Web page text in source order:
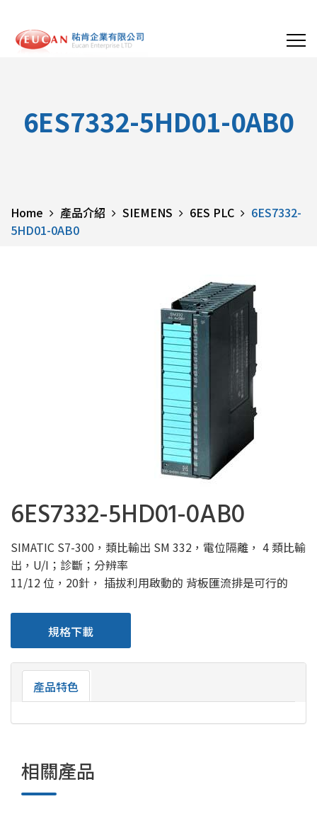
6ES7332-5HD01-0AB0
Home 產品介紹 SIEMENS 6ES PLC
6ES7332-
5HD01-0AB0
6ES7332-5HD01-0AB0
SIMATIC S7-300，類比輸出 SM 332，電位隔離， 4 類比輸
出，U/I；診斷；分辨率
11/12 位，20針， 插拔利⽤啟動的 背板匯流排是可⾏的
規格下載
產品特色
相關產品